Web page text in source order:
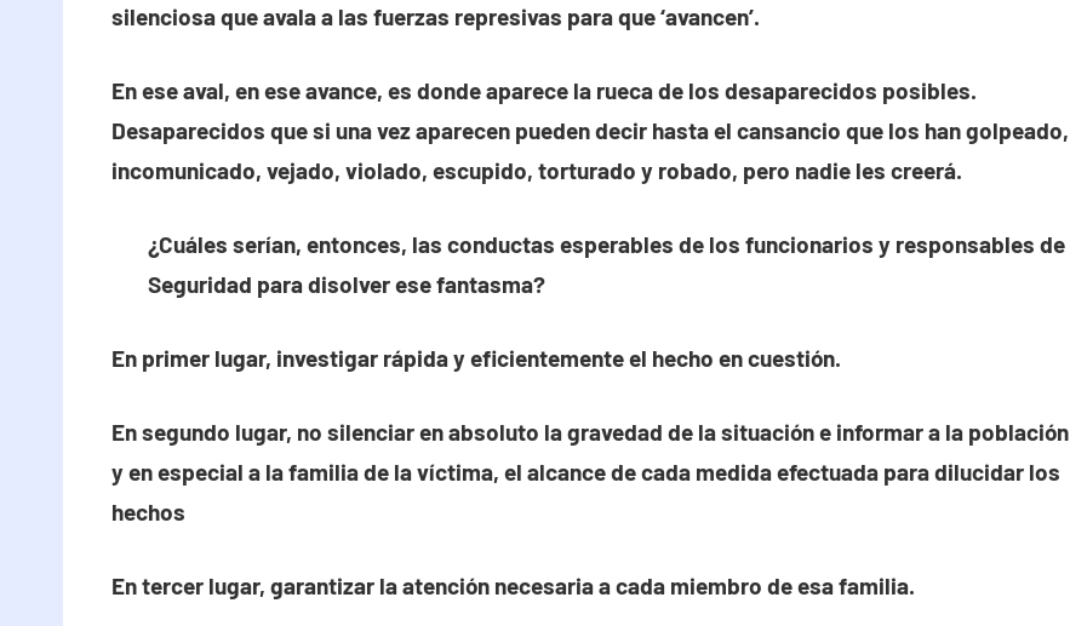
silenciosa que avala a las fuerzas represivas para que ‘avancen’.
En ese aval, en ese avance, es donde aparece la rueca de los desaparecidos posibles.
Desaparecidos que si una vez aparecen pueden decir hasta el cansancio que los han golpeado,
incomunicado, vejado, violado, escupido, torturado y robado, pero nadie les creerá.
¿Cuáles serían, entonces, las conductas esperables de los funcionarios y responsables de
Seguridad para disolver ese fantasma?
En primer lugar, investigar rápida y eficientemente el hecho en cuestión.
En segundo lugar, no silenciar en absoluto la gravedad de la situación e informar a la población
y en especial a la familia de la víctima, el alcance de cada medida efectuada para dilucidar los
hechos
En tercer lugar, garantizar la atención necesaria a cada miembro de esa familia.